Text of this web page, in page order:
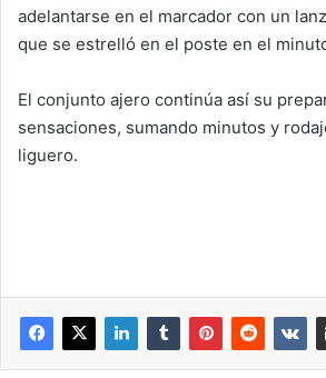
adelantarse en el marcador con un
que se estrelló en el poste en el
El conjunto ajero continúa así su
sensaciones, sumando minutos y
liguero.